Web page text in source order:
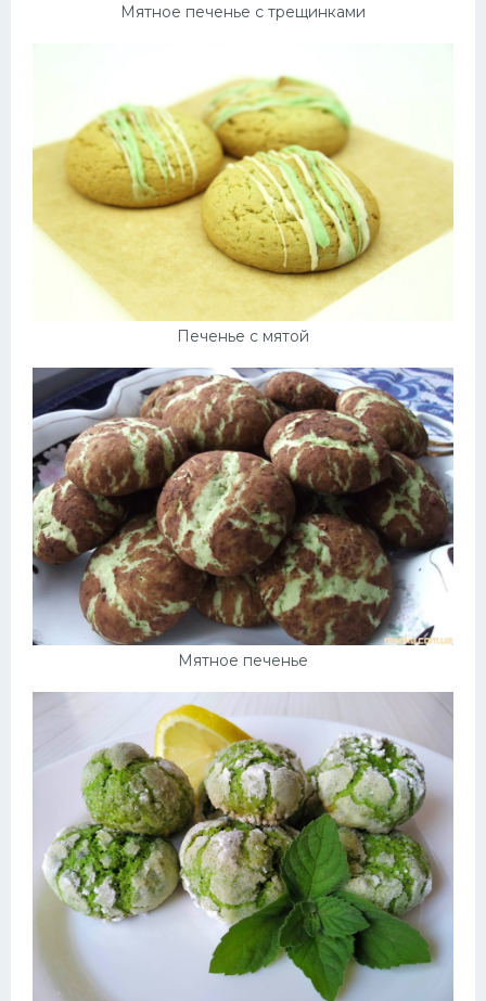
Мятное печенье с трещинками
Печенье с мятой
Мятное печенье